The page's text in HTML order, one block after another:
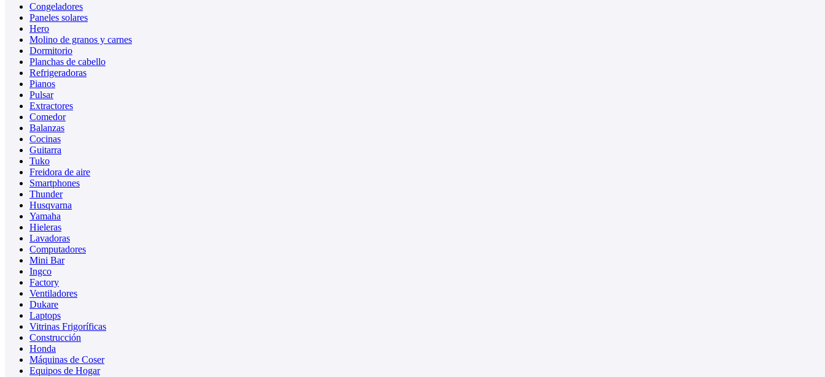
Congeladores
Paneles solares
Hero
Molino de granos y carnes
Dormitorio
Planchas de cabello
Refrigeradoras
Pianos
Pulsar
Extractores
Comedor
Balanzas
Cocinas
Guitarra
Tuko
Freidora de aire
Smartphones
Thunder
Husqvarna
Yamaha
Hieleras
Lavadoras
Computadores
Mini Bar
Ingco
Factory
Ventiladores
Dukare
Laptops
Vitrinas Frigoríficas
Construcción
Honda
Máquinas de Coser
Equipos de Hogar